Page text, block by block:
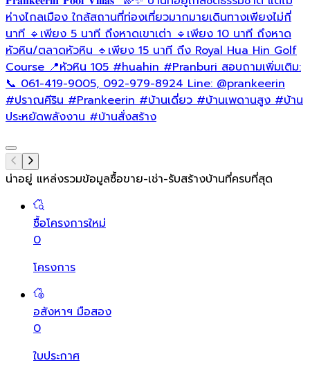
ห่างไกลเมือง ใกล้สถานที่ท่องเที่ยวมากมายเดินทางเพียงไม่กี่
นาที 🔹เพียง 5 นาที ถึงหาดเขาเต่า 🔹เพียง 10 นาที ถึงหาด
หัวหิน/ตลาดหัวหิน 🔹เพียง 15 นาที ถึง Royal Hua Hin Golf
Course 📍หัวหิน 105#huahin #Pranburiสอบถามเพิ่มเติม:
📞 061-419-9005, 092-979-8924 Line: @prankeerin
#ปราณคีริน #Prankeerin #บ้านเดี่ยว #บ้านเพดานสูง #บ้าน
ประหยัดพลังงาน #บ้านสั่งสร้าง
น่าอยู่ แหล่งรวมข้อมูลซื้อขาย-เช่า-รับสร้างบ้านที่ครบที่สุด
ซื้อโครงการใหม่
0
โครงการ
อสังหาฯ มือสอง
0
ใบประกาศ